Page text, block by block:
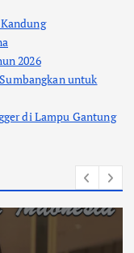
2026
untuk
di Lampu Gantung